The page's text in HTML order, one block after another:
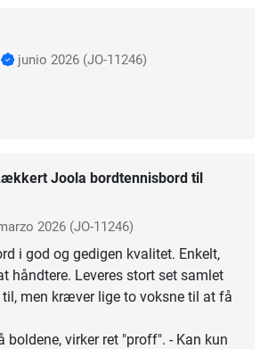
junio 2026 (JO-11246)
Joola bordtennisbord til
2026 (JO-11246)
i god og gedigen kvalitet. Enkelt,
håndtere. Leveres stort set samlet
men kræver lige to voksne til at få
boldene, virker ret "proff". - Kan kun